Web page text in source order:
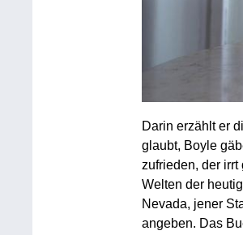
Darin erzählt er
glaubt, Boyle
zufrieden, der
Welten der
Nevada, jener
angeben. Das